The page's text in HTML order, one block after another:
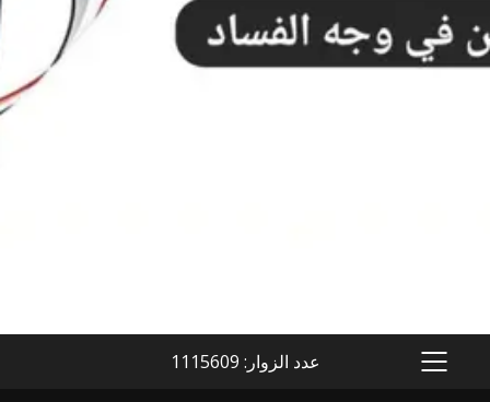
PRIMARY
عدد الزوار: 1115609